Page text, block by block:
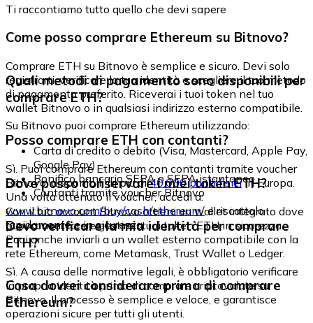
Ti raccontiamo tutto quello che devi sapere
Come posso comprare Ethereum su Bitnovo?
Comprare ETH su Bitnovo è semplice e sicuro. Devi solo
registrarti, verificare la tua identità e scegliere il tuo metodo
di pagamento preferito. Riceverai i tuoi token nel tuo
wallet Bitnovo o in qualsiasi indirizzo esterno compatibile.
Quali metodi di pagamento sono disponibili per
comprare ETH?
Su Bitnovo puoi comprare Ethereum utilizzando:
Carta di credito o debito (Visa, Mastercard, Apple Pay,
Google Pay)
Bonifico bancario SEPA o SEPA istantaneo
Contanti tramite voucher Bitnovo
Posso comprare ETH con contanti?
Sì. Puoi comprare Ethereum con contanti tramite voucher
Bitnovo, disponibili in più di40.000 punti fisiciin Europa.
Una volta ottenuto il voucher, accedi a:
www.bitnovo.com/buy/cash/ethereum/e riscattalo
rapidamente e in sicurezza.
Dove posso conservare i miei token ETH?
Con il tuo account Bitnovo ottieni un wallet integrato dove
puoi conservare e gestire i tuoi token ETH in sicurezza.
Puoi anche inviarli a un wallet esterno compatibile con la
rete Ethereum, come Metamask, Trust Wallet o Ledger.
Devo verificare la mia identità per comprare
ETH?
Sì. A causa delle normative legali, è obbligatorio verificare
la propria identità prima di comprare criptovalute su
Bitnovo. Il processo è semplice e veloce, e garantisce
operazioni sicure per tutti gli utenti.
Cosa dovrei considerare prima di comprare
Ethereum?